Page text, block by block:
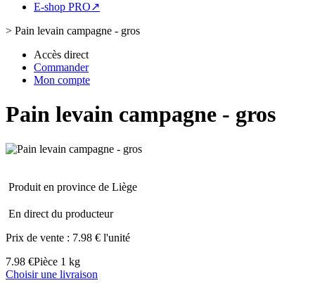
E-shop PRO↗
> Pain levain campagne - gros
Accès direct
Commander
Mon compte
Pain levain campagne - gros
Produit en province de Liège
En direct du producteur
Prix de vente : 7.98 € l'unité
7.98 €Pièce 1 kg
Choisir une livraison